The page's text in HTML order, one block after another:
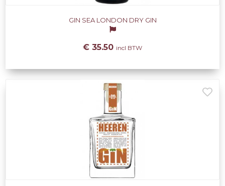
GIN SEA LONDON DRY GIN
€ 35.50 incl BTW